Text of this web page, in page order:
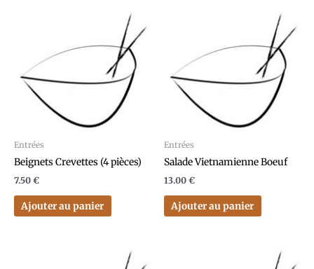
Entrées
Beignets Crevettes (4 pièces)
7.50 €
Ajouter au panier
Entrées
Salade Vietnamienne Boeuf
13.00 €
Ajouter au panier